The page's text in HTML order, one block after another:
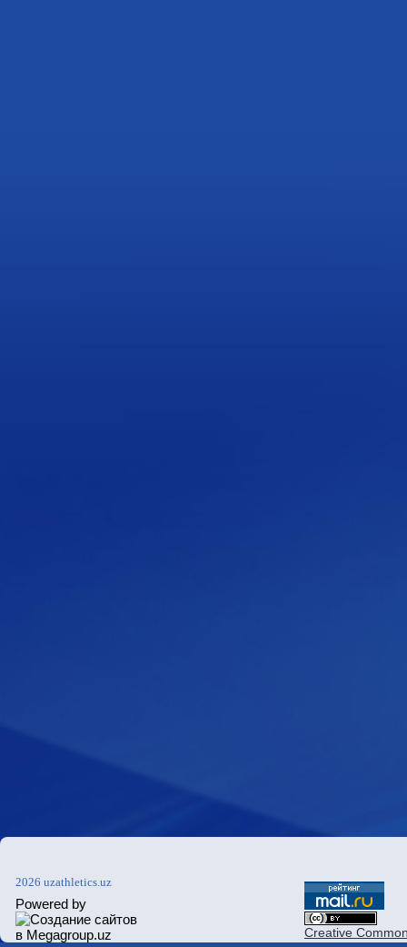
2026 uzathletics.uz
Powered by
Creative